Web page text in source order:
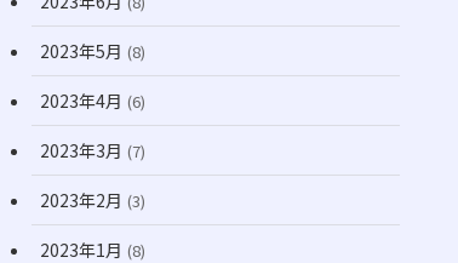
2023年5月 (8)
2023年4月 (6)
2023年3月 (7)
2023年2月 (3)
2023年1月 (8)